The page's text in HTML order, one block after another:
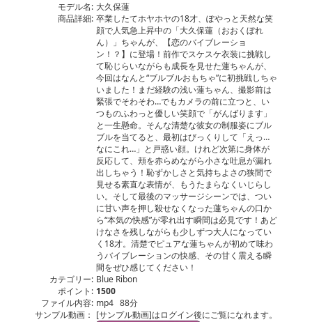
モデル名: 大久保蓮
商品詳細: 卒業したてホヤホヤの18才、ぽやっと天然な笑
顔で人気急上昇中の「大久保蓮（おおくぼれ
ん）」ちゃんが、【恋のバイブレーショ
ン！？】に登場！前作でスケスケ衣装に挑戦し
て恥じらいながらも成長を見せた蓮ちゃんが、
今回はなんと“ブルブルおもちゃ”に初挑戦しちゃ
いました！まだ経験の浅い蓮ちゃん、撮影前は
緊張でそわそわ…でもカメラの前に立つと、い
つものふわっと優しい笑顔で「がんばります」
と一生懸命。そんな清楚な彼女の制服姿にブル
ブルを当てると、最初はびっくりして「えっ…
なにこれ…」と戸惑い顔。けれど次第に身体が
反応して、頬を赤らめながら小さな吐息が漏れ
出しちゃう！恥ずかしさと気持ちよさの狭間で
見せる素直な表情が、もうたまらなくいじらし
い。そして最後のマッサージシーンでは、つい
に甘い声を押し殺せなくなった蓮ちゃんの口か
ら“本気の快感”が零れ出す瞬間は必見です！あど
けなさを残しながらも少しずつ大人になってい
く18才。清楚でピュアな蓮ちゃんが初めて味わ
うバイブレーションの快感、その甘く震える瞬
間をぜひ感じてください！
カテゴリー: Blue Ribon
ポイント: 1500
ファイル内容: mp4 88分
サンプル動画： [サンプル動画]はログイン後にご覧になれます。